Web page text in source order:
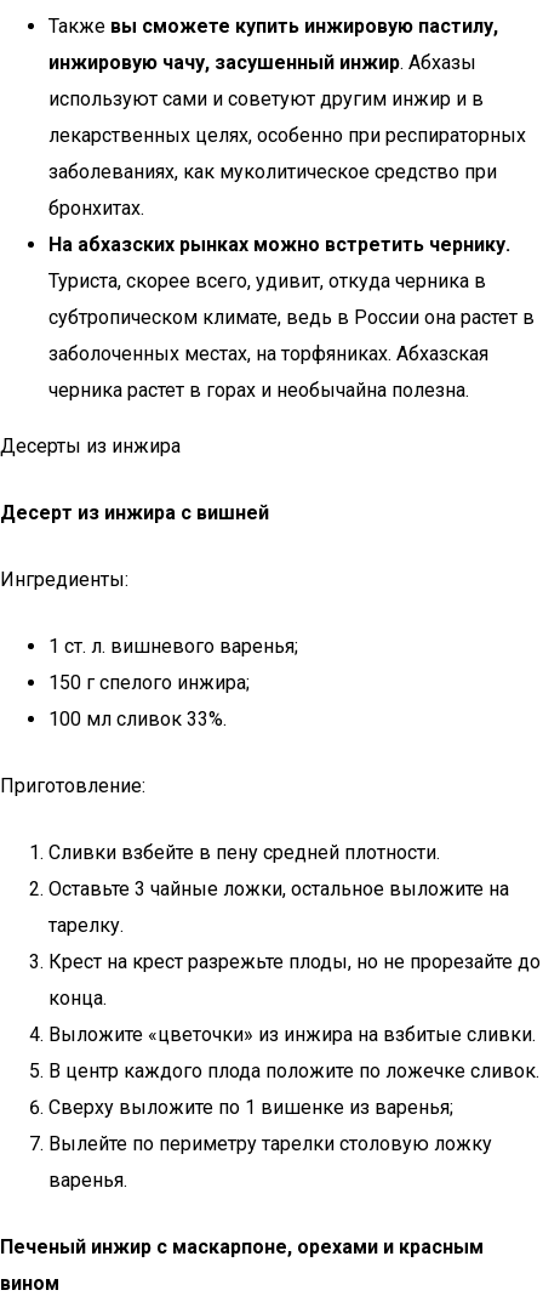
Также вы сможете купить инжировую пастилу,
инжировую чачу, засушенный инжир. Абхазы
используют сами и советуют другим инжир и в
лекарственных целях, особенно при респираторных
заболеваниях, как муколитическое средство при
бронхитах.
На абхазских рынках можно встретить чернику.
Туриста, скорее всего, удивит, откуда черника в
субтропическом климате, ведь в России она растет в
заболоченных местах, на торфяниках. Абхазская
черника растет в горах и необычайна полезна.
Десерты из инжира
Десерт из инжира с вишней
Ингредиенты:
1 ст. л. вишневого варенья;
150 г спелого инжира;
100 мл сливок 33%.
Приготовление:
Сливки взбейте в пену средней плотности.
Оставьте 3 чайные ложки, остальное выложите на
тарелку.
Крест на крест разрежьте плоды, но не прорезайте до
конца.
Выложите «цветочки» из инжира на взбитые сливки.
В центр каждого плода положите по ложечке сливок.
Сверху выложите по 1 вишенке из варенья;
Вылейте по периметру тарелки столовую ложку
варенья.
Печеный инжир с маскарпоне, орехами и красным
вином